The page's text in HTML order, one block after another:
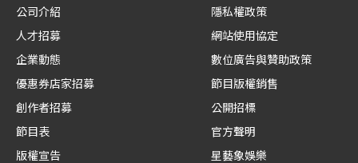
公司介紹
人才招募
企業動態
優惠券店家招募
創作者招募
節目表
版權宣告
隱私權政策
網站使用協定
數位廣告與贊助政策
節目版權銷售
公開招標
官方聲明
星藝象娛樂